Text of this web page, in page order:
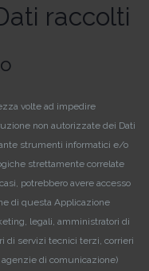
raccolti
volte ad impedire
non autorizzate dei Dati
strumenti informatici e/o
strettamente correlate
potrebbero avere accesso
di questa Applicazione
legali, amministratori di
di servizi tecnici terzi, corrieri
di comunicazione)